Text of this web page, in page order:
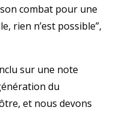
combat pour une
rien n’est possible”,
sur une note
du
et nous devons